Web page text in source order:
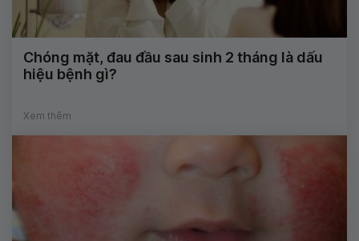
Chóng mặt, đau đầu sau sinh 2 tháng là dấu
hiệu bệnh gì?
Xem thêm